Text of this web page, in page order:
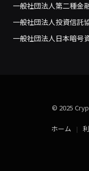
一般社団法人第二種金
一般社団法人投資信託
一般社団法人日本暗号
© 2025
ホーム